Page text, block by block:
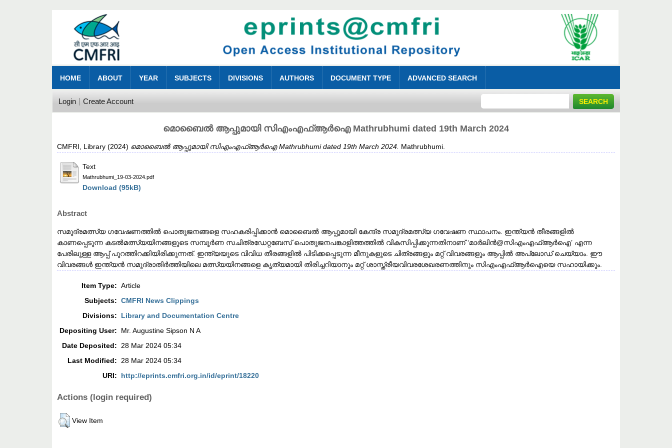
HOME ABOUT YEAR SUBJECTS DIVISIONS AUTHORS DOCUMENT TYPE ADVANCED SEARCH
Login Create Account
മൊബൈൽ ആപ്പുമായി സിഎംഎഫ്ആർഐ Mathrubhumi dated 19th March 2024
CMFRI, Library (2024) മൊബൈൽ ആപ്പുമായി സിഎംഎഫ്ആർഐ Mathrubhumi dated 19th March 2024. Mathrubhumi.
Text
Mathrubhumi_19-03-2024.pdf
Download (95kB)
Abstract
സമുദ്രമത്സ്യ ഗവേഷണത്തിൽ പൊതുജനങ്ങളെ സഹകരിപ്പിക്കാൻ മൊബൈൽ ആപ്പുമായി കേന്ദ്ര സമുദ്രമത്സ്യ ഗവേഷണ സ്ഥാപനം. ഇന്ത്യൻ തീരങ്ങളിൽ
കാണപ്പെടുന്ന കടൽമത്സ്യയിനങ്ങളുടെ സമ്പൂർണ സചിത്രഡേറ്റബേസ് പൊതുജനപങ്കാളിത്തത്തിൽ വികസിപ്പിക്കുന്നതിനാണ് ‘മാർലിൻ@സിഎംഎഫ്ആർഐ’ എന്ന
പേരിലുള്ള ആപ്പ് പുറത്തിറക്കിയിരിക്കുന്നത്. ഇന്ത്യയുടെ വിവിധ തീരങ്ങളിൽ പിടിക്കപ്പെടുന്ന മീനുകളുടെ ചിത്രങ്ങളും മറ്റ് വിവരങ്ങളും ആപ്പിൽ അപ്‍ലോഡ് ചെയ്യാം. ഈ
വിവരങ്ങൾ ഇന്ത്യൻ സമുദ്രാതിർത്തിയിലെ മത്സ്യയിനങ്ങളെ കൃത്യമായി തിരിച്ചറിയാനും മറ്റ് ശാസ്ത്രീയവിവരശേഖരണത്തിനും സിഎംഎഫ്ആർഐയെ സഹായിക്കും.
Item Type: Article
Subjects: CMFRI News Clippings
Divisions:
Library and Documentation Centre
Depositing User:
Mr. Augustine Sipson N A
Date Deposited:
28 Mar 2024 05:34
Last Modified:
28 Mar 2024 05:34
URI:
http://eprints.cmfri.org.in/id/eprint/18220
Actions (login required)
View Item